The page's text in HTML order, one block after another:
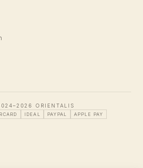
ORIENTALIS
IDEAL PAYPAL APPLE PAY